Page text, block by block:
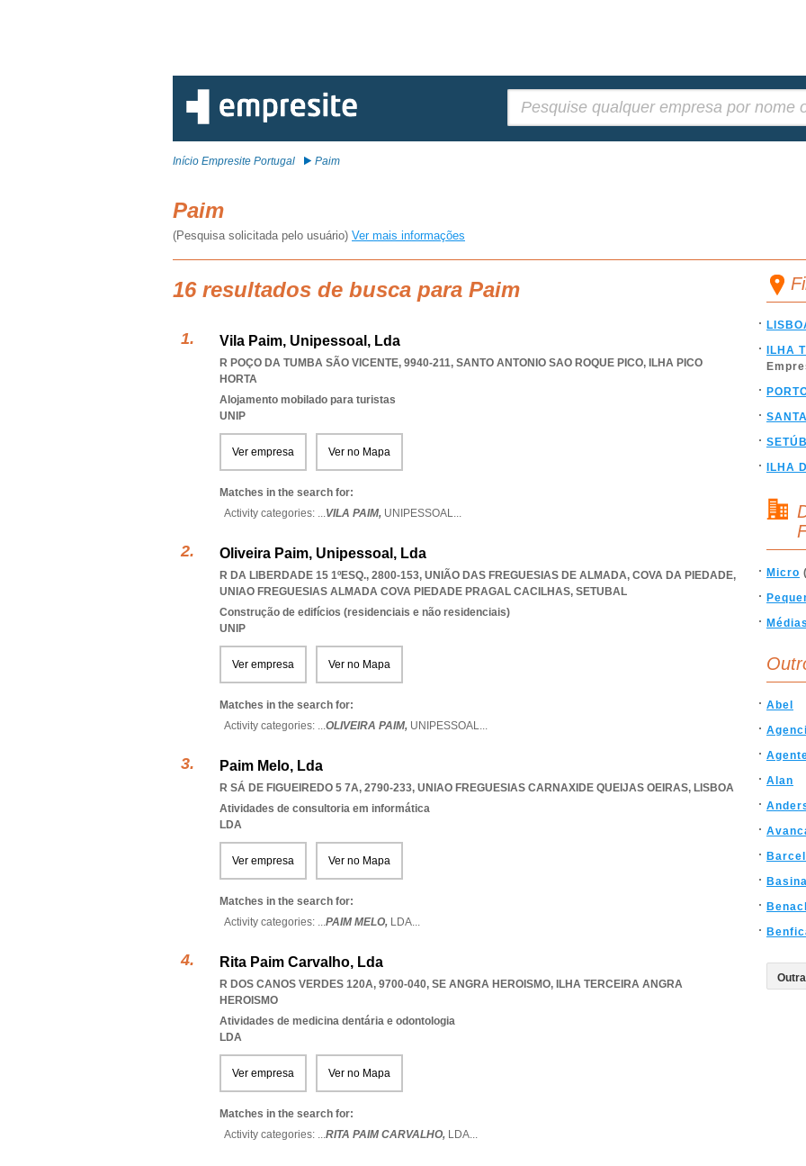
Início Empresite Portugal Paim
Paim
(Pesquisa solicitada pelo usuário) Ver mais informações
16 resultados de busca para Paim
Vila Paim, Unipessoal, Lda
R POÇO DA TUMBA SÃO VICENTE, 9940-211, SANTO ANTONIO SAO ROQUE PICO, ILHA PICO
HORTA
Alojamento mobilado para turistas
UNIP
Ver empresa Ver no Mapa
Matches in the search for:
Activity categories: ...VILA PAIM, UNIPESSOAL...
Oliveira Paim, Unipessoal, Lda
R DA LIBERDADE 15 1ºESQ., 2800-153, UNIÃO DAS FREGUESIAS DE ALMADA, COVA DA PIEDADE,
UNIAO FREGUESIAS ALMADA COVA PIEDADE PRAGAL CACILHAS, SETUBAL
Construção de edifícios (residenciais e não residenciais)
UNIP
Ver empresa Ver no Mapa
Matches in the search for:
Activity categories: ...OLIVEIRA PAIM, UNIPESSOAL...
Paim Melo, Lda
R SÁ DE FIGUEIREDO 5 7A, 2790-233, UNIAO FREGUESIAS CARNAXIDE QUEIJAS OEIRAS, LISBOA
Atividades de consultoria em informática
LDA
Ver empresa Ver no Mapa
Matches in the search for:
Activity categories: ...PAIM MELO, LDA...
Rita Paim Carvalho, Lda
R DOS CANOS VERDES 120A, 9700-040, SE ANGRA HEROISMO, ILHA TERCEIRA ANGRA
HEROISMO
Atividades de medicina dentária e odontologia
LDA
Ver empresa Ver no Mapa
Matches in the search for:
Activity categories: ...RITA PAIM CARVALHO, LDA...
ILHA
ILHA
Micro
Médias
Abel
Alan